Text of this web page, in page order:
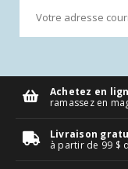
Achetez en
ramassez en
Livraison
à partir de 99 $